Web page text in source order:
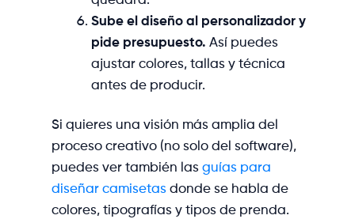
Sube el diseño al personalizador y
pide presupuesto. Así puedes
ajustar colores, tallas y técnica
antes de producir.
Si quieres una visión más amplia del
proceso creativo (no solo del software),
puedes ver también las guías para
diseñar camisetas donde se habla de
colores, tipografías y tipos de prenda.